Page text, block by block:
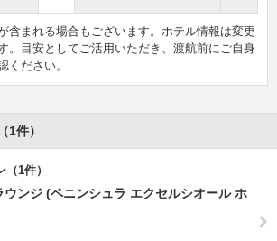
含まれる場合もございます。ホテル情報は変更
。目安としてご活用いただき、渡航前にご自身
ください。
1件）
1件）
ウンジ (ペニンシュラ エクセルシオール ホ